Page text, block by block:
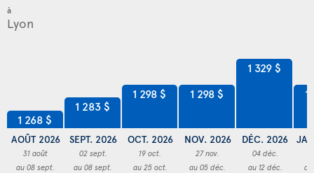
à
1 268 $
AOÛT 2026
31 août
au 08 sept.
1 283 $
SEPT. 2026
02 sept.
au 08 sept.
1 298 $
OCT. 2026
19 oct.
au 25 oct.
1 298 $
NOV. 2026
27 nov.
au 05 déc.
1 329 $
DÉC. 2026
04 déc.
au 12 déc.
1